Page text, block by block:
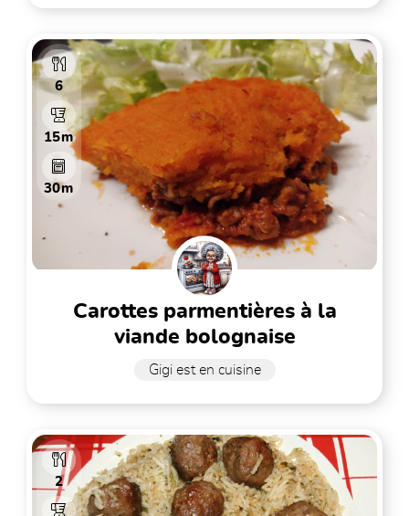
6
15m
30m
carottes parmentières à la
viande bolognaise
Gigi est en cuisine
2